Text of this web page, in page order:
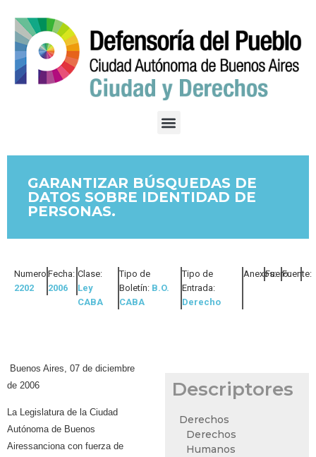
GARANTIZAR BÚSQUEDAS DE
DATOS SOBRE IDENTIDAD DE
PERSONAS.
Numero:
2202
Fecha:
2006
Clase:
Ley
CABA
Tipo de
Boletín: B.O.
CABA
Tipo de
Entrada:
Derecho
Anexos:Fuero:Fuente:
Buenos Aires, 07 de diciembre
de 2006
La Legislatura de la Ciudad
Autónoma de Buenos
Airessanciona con fuerza de
Descriptores
Derechos
Derechos
Humanos